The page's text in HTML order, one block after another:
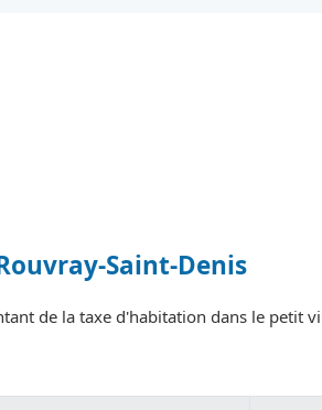
Saint-Denis
de la taxe d'habitation dans le petit